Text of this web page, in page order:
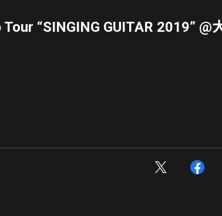
“SINGING GUITAR 2019” @